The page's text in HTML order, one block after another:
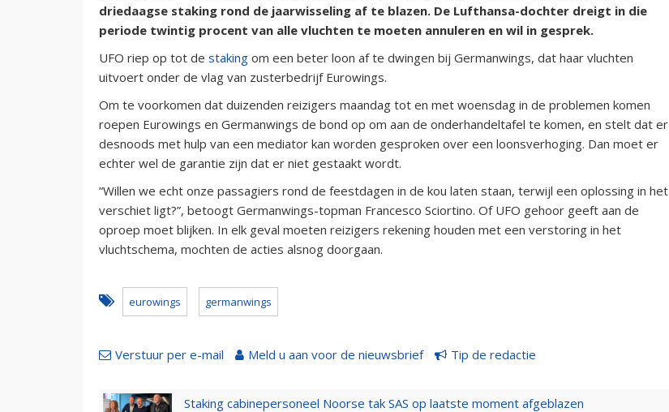
driedaagse staking rond de jaarwisseling af te blazen. De Lufthansa-dochter dreigt in die
periode twintig procent van alle vluchten te moeten annuleren en wil in gesprek.
UFO riep op tot de staking om een beter loon af te dwingen bij Germanwings, dat haar vluchten
uitvoert onder de vlag van zusterbedrijf Eurowings.
Om te voorkomen dat duizenden reizigers maandag tot en met woensdag in de problemen komen
roepen Eurowings en Germanwings de bond op om aan de onderhandeltafel te komen, en stelt dat er
desnoods met hulp van een mediator kan worden gesproken over een loonsverhoging. Dan moet er
echter wel de garantie zijn dat er niet gestaakt wordt.
“Willen we echt onze passagiers rond de feestdagen in de kou laten staan, terwijl een oplossing in het
verschiet ligt?”, betoogt Germanwings-topman Francesco Sciortino. Of UFO gehoor geeft aan de
oproep moet blijken. In elk geval moeten reizigers rekening houden met een verstoring in het
vluchtschema, mochten de acties alsnog doorgaan.
eurowings germanwings
Verstuur per e-mail Meld u aan voor de nieuwsbrief Tip de redactie
Staking cabinepersoneel Noorse tak SAS op laatste moment afgeblazen